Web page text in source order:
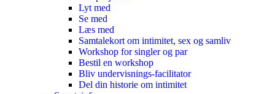
Lyt med
Se med
Læs med
Samtalekort om intimitet, sex og samliv
Workshop for singler og par
Bestil en workshop
Bliv undervisnings-facilitator
Del din historie om intimitet